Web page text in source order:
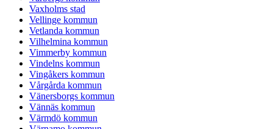
Vaxholms stad
Vellinge kommun
Vetlanda kommun
Vilhelmina kommun
Vimmerby kommun
Vindelns kommun
Vingåkers kommun
Vårgårda kommun
Vänersborgs kommun
Vännäs kommun
Värmdö kommun